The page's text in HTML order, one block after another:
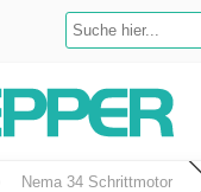
Nema 34 Schrittmotor